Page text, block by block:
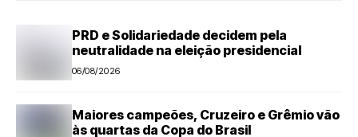
PRD e Solidariedade decidem pela
neutralidade na eleição presidencial
06/08/2026
Maiores campeões, Cruzeiro e Grêmio vão
às quartas da Copa do Brasil